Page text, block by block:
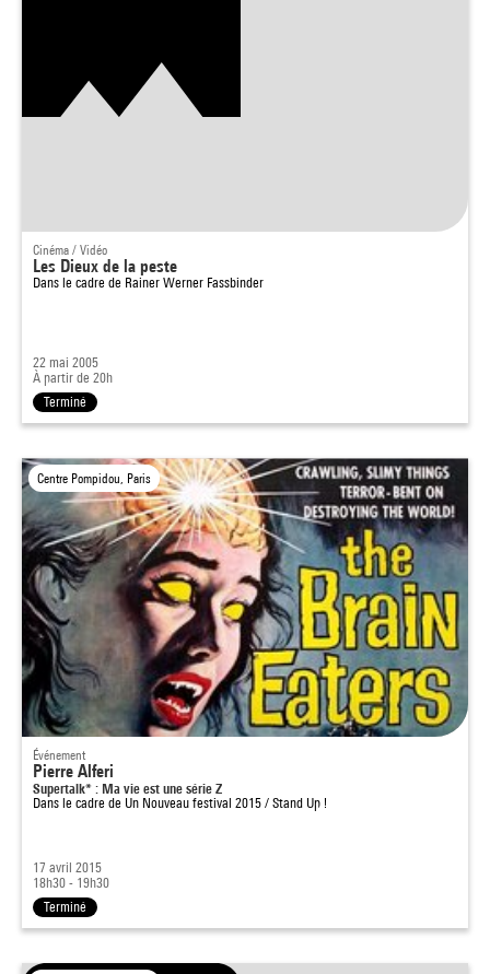
Cinéma / Vidéo
Les Dieux de la peste
Dans le cadre de Rainer Werner Fassbinder
22 mai 2005
À partir de 20h
Terminé
Centre Pompidou, Paris
Événement
Pierre Alferi
Supertalk* : Ma vie est une série Z
Dans le cadre de Un Nouveau festival 2015 / Stand Up !
17 avril 2015
18h30 - 19h30
Terminé